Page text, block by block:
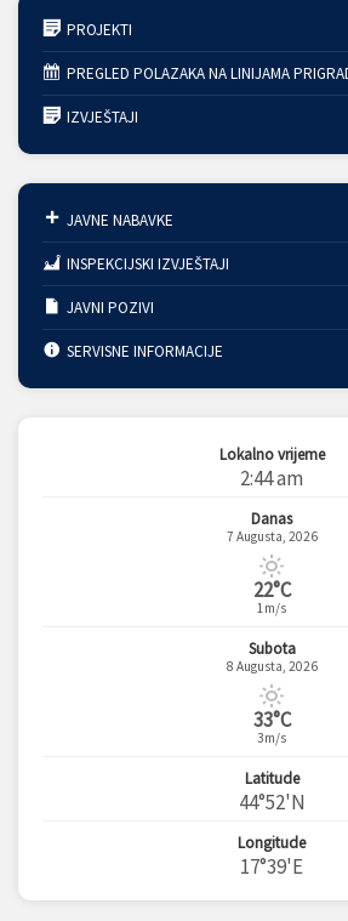
PROJEKTI
PREGLED POLAZAKA NA LINIJAMA
IZVJEŠTAJI
JAVNE NABAVKE
INSPEKCIJSKI IZVJEŠTAJI
JAVNI POZIVI
SERVISNE INFORMACIJE
Lokalno vrijeme
2:44 am
Danas
7 Augusta, 2026
22°C
1m/s
Subota
8 Augusta, 2026
33°C
3m/s
Latitude
44°52'N
Longitude
17°39'E